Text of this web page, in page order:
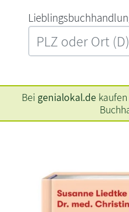
Bei genialokal.de